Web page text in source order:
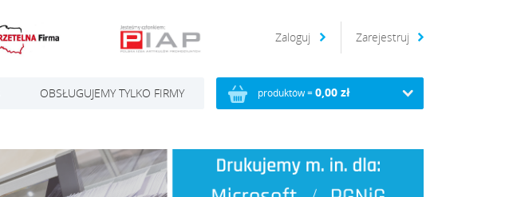
Zaloguj Zarejestruj
produktów =0,00 zł
OBSŁUGUJEMY TYLKO FIRMY